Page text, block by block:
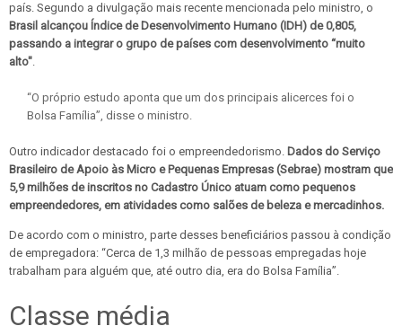
país. Segundo a divulgação mais recente mencionada pelo ministro, o
Brasil alcançou Índice de Desenvolvimento Humano (IDH) de 0,805,
passando a integrar o grupo de países com desenvolvimento “muito
alto".
“O próprio estudo aponta que um dos principais alicerces foi o
Bolsa Família”, disse o ministro.
Outro indicador destacado foi o empreendedorismo. Dados do Serviço
Brasileiro de Apoio às Micro e Pequenas Empresas (Sebrae) mostram que
5,9 milhões de inscritos no Cadastro Único atuam como pequenos
empreendedores, em atividades como salões de beleza e mercadinhos.
De acordo com o ministro, parte desses beneficiários passou à condição
de empregadora: “Cerca de 1,3 milhão de pessoas empregadas hoje
trabalham para alguém que, até outro dia, era do Bolsa Família”.
Classe média